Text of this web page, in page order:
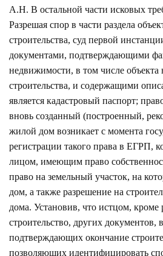
А.Н. В остальной части исковых
Разрешая спор в части раздела
строительства, суд первой
документами, подтверждающими
недвижимости, в том числе объекта
строительства, и содержащими
является кадастровый паспорт;
вновь созданный (построенный,
жилой дом возникает с момента
регистрации такого права в ЕГРП,
лицом, имеющим право
право на земельный участок, на
дом, а также разрешение на
дома. Установив, что истцом, кроме
строительство, других документов,
подтверждающих окончание
позволяющих идентифицировать